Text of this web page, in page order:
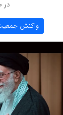
در
واكنش